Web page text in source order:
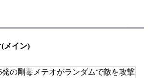
メイン)
発の剛毒メテオがランダムで敵を攻撃